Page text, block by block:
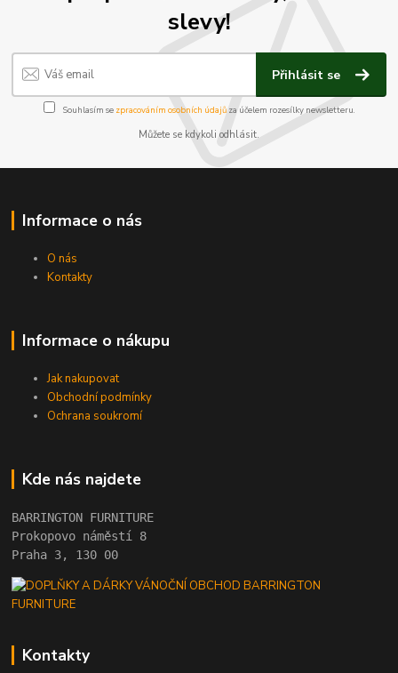
slevy!
Přihlásit se
Souhlasím se zpracováním osobních údajůza účelem rozesílky newsletteru.
Můžete se kdykoli odhlásit.
Informace o nás
O nás
Kontakty
Informace o nákupu
Jak nakupovat
Obchodní podmínky
Ochrana soukromí
Kde nás najdete
BARRINGTON FURNITURE
Prokopovo náměstí 8
Praha 3, 130 00
Kontakty